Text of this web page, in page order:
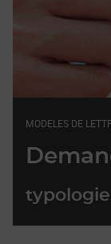
MODELES DE